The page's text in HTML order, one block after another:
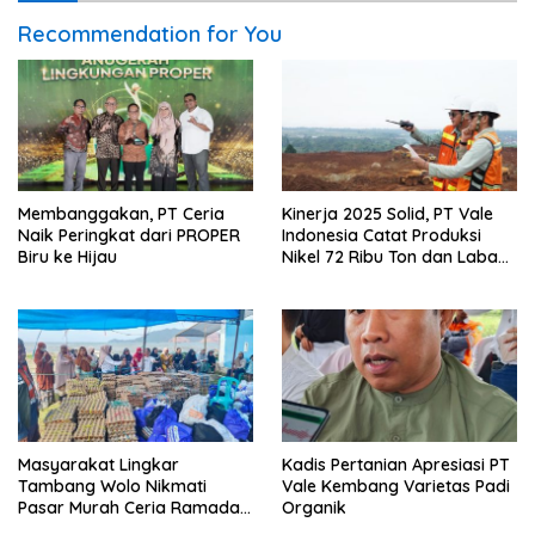
Recommendation for You
Membanggakan, PT Ceria
Naik Peringkat dari PROPER
Biru ke Hijau
Kinerja 2025 Solid, PT Vale
Indonesia Catat Produksi
Nikel 72 Ribu Ton dan Laba
Masyarakat Lingkar
Tambang Wolo Nikmati
Pasar Murah Ceria Ramadan
Kadis Pertanian Apresiasi PT
Vale Kembang Varietas Padi
Organik